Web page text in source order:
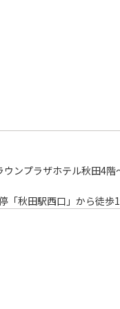
ンプラザホテル秋田4階
「秋田駅西口」から徒歩